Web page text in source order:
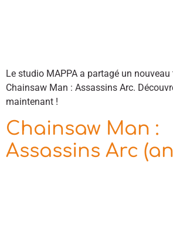
Le studio MAPPA a partagé un nouveau
Chainsaw Man : Assassins Arc.
maintenant !
Chainsaw Man :
Assassins Arc